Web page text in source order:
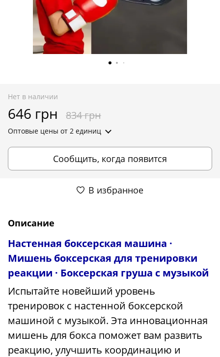
Нет в наличии
646 грн 834 грн
Оптовые цены от 2 единиц
Сообщить, когда появится
В избранное
Описание
Настенная боксерская машина ·
Мишень боксерская для тренировки
реакции · Боксерская груша с музыкой
Испытайте новейший уровень
тренировок с настенной боксерской
машиной с музыкой. Эта инновационная
мишень для бокса поможет вам развить
реакцию, улучшить координацию и